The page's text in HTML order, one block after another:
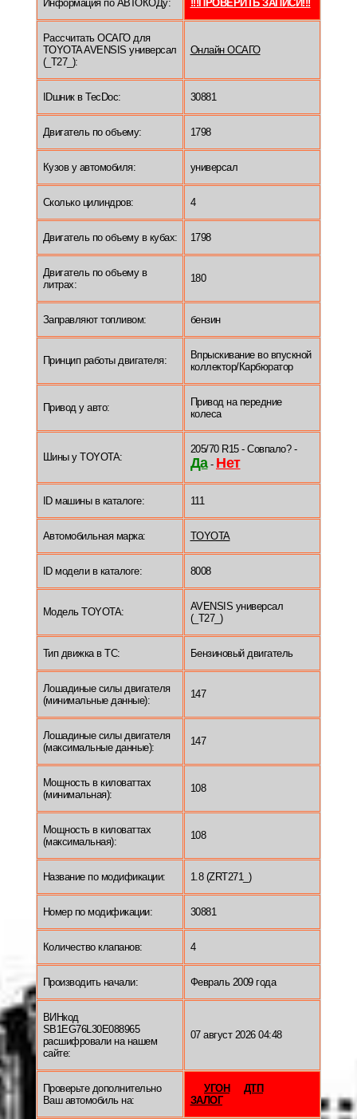
Информация по АВТОКОДу: !!!ПРОВЕРИТЬ ЗАПИСИ!!!
Рассчитать ОСАГО для
TOYOTA AVENSIS универсал
(_T27_):
Онлайн ОСАГО
IDшник в TecDoc: 30881
Двигатель по объему: 1798
Кузов у автомобиля: универсал
Сколько цилиндров: 4
Двигатель по объему в кубах: 1798
Двигатель по объему в
литрах:
180
Заправляют топливом: бензин
Принцип работы двигателя:
Впрыскивание во впускной
коллектор/Карбюратор
Привод у авто:
Привод на передние
колеса
Шины у TOYOTA:
205/70 R15 - Совпало? -
Да- Нет
ID машины в каталоге: 111
Автомобильная марка: TOYOTA
ID модели в каталоге: 8008
Модель TOYOTA:
AVENSIS универсал
(_T27_)
Тип движка в ТС: Бензиновый двигатель
Лошадиные силы двигателя
(минимальные данные):
147
Лошадиные силы двигателя
(максимальные данные):
147
Мощность в киловаттах
(минимальная):
108
Мощность в киловаттах
(максимальная):
108
Название по модификации: 1.8 (ZRT271_)
Номер по модификации: 30881
Количество клапанов: 4
Производить начали: Февраль 2009 года
ВИНкод
SB1EG76L30E088965
расшифровали на нашем
сайте:
07 август 2026 04:48
Проверьте дополнительно
Ваш автомобиль на:
УГОН
ДТП
ЗАЛОГ